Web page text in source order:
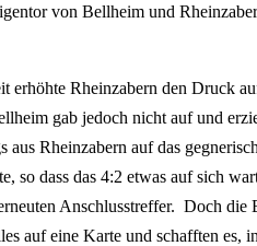
von Bellheim und
erhöhte Rheinzabern den Druck
gab jedoch nicht auf und
aus Rheinzabern auf das
so dass das 4:2 etwas auf sich
Anschlusstreffer. Doch die
auf eine Karte und schafften es,